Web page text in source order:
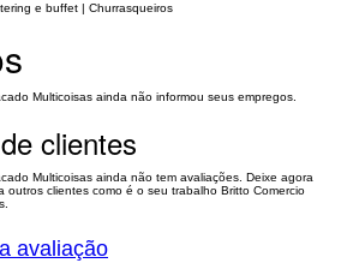
e buffet | Churrasqueiros
Multicoisas ainda não informou seus empregos.
clientes
Multicoisas ainda não tem avaliações. Deixe agora
outros clientes como é o seu trabalho Britto Comercio
avaliação